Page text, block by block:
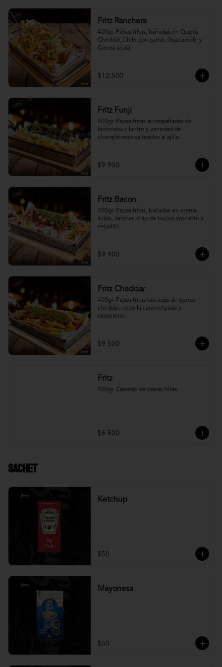
Fritz Ranchera
400gr. Papas fritas, bañadas en Queso
Cheddar, Chile con carne, Guacamole y
Crema acida
$12.500
Fritz Funji
400gr. Papas fritas acompañadas de
lactonesa cilantro y variedad de
champiñones salteados al ajillo.
$9.900
Fritz Bacon
400gr. Papas fritas, bañadas en crema
ácida, láminas-chip de tocino crocante y
cebollín.
$9.900
Fritz Cheddar
400gr. Papas fritas bañadas de queso
cheddar, cebolla caramelizada y
ciboulette.
$9.500
Fritz
400gr. Canasto de papas fritas.
$6.500
Sachet
Ketchup
$50
Mayonesa
$50